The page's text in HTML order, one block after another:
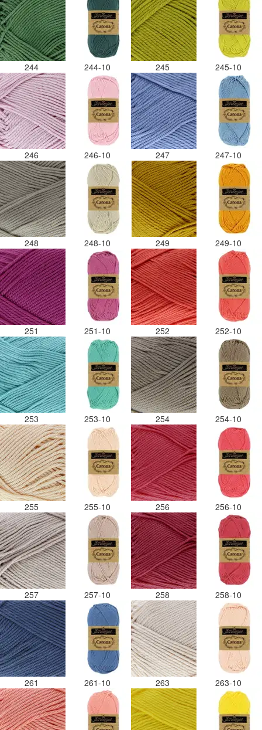
244 244-10 245 245-10
246 246-10 247 247-10
248 248-10 249 249-10
251 251-10 252 252-10
253 253-10 254 254-10
255 255-10 256 256-10
257 257-10 258 258-10
261 261-10 263 263-10